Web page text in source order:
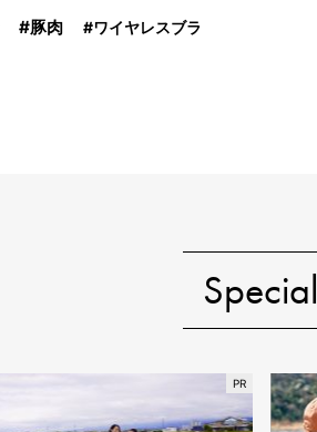
豚肉 ワイヤレスブラ
Special